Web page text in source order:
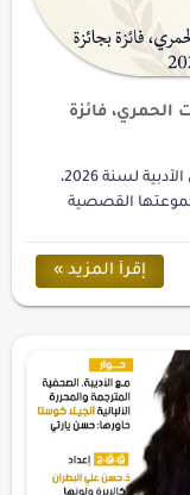
الحمري، فائزة
الأستاذة نعمت الحمري فائزةٌ بجائزةِ ناجي نعمان الأدبية لسنة 2026،
القصصية